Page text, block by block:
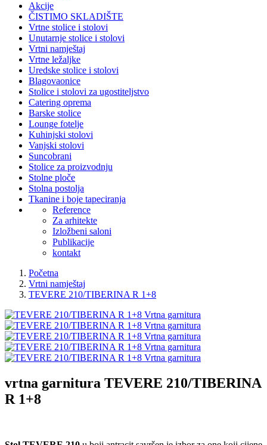
Akcije
ČISTIMO SKLADIŠTE
Vrtne stolice i stolovi
Unutarnje stolice i stolovi
Vrtni namještaj
Vrtne ležaljke
Uredske stolice i stolovi
Blagovaonice
Stolice i stolovi za ugostiteljstvo
Catering oprema
Barske stolice
Lounge fotelje
Kuhinjski stolovi
Vanjski stolovi
Suncobrani
Stolice za proizvodnju
Stolne ploče
Stolna postolja
Tkanine i boje tapeciranja
Reference
Za arhitekte
Izložbeni saloni
Publikacije
kontakt
Početna
Vrtni namještaj
TEVERE 210/TIBERINA R 1+8
vrtna garnitura TEVERE 210/TIBERINA
R 1+8